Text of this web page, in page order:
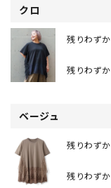
クロ
残りわずか
残りわずか
ベージュ
残りわずか
残りわずか